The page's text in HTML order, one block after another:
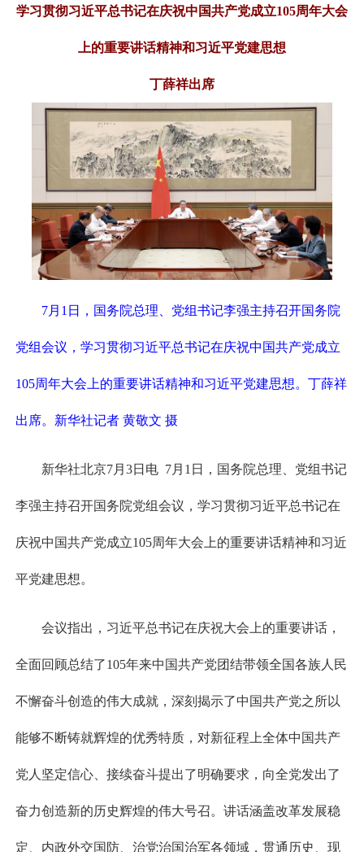
学习贯彻习近平总书记在庆祝中国共产党成立105周年大会
上的重要讲话精神和习近平党建思想
丁薛祥出席
7月1日，国务院总理、党组书记李强主持召开国务院
党组会议，学习贯彻习近平总书记在庆祝中国共产党成立
105周年大会上的重要讲话精神和习近平党建思想。丁薛祥
出席。新华社记者 黄敬文 摄
新华社北京7月3日电 7月1日，国务院总理、党组书记
李强主持召开国务院党组会议，学习贯彻习近平总书记在
庆祝中国共产党成立105周年大会上的重要讲话精神和习近
平党建思想。
会议指出，习近平总书记在庆祝大会上的重要讲话，
全面回顾总结了105年来中国共产党团结带领全国各族人民
不懈奋斗创造的伟大成就，深刻揭示了中国共产党之所以
能够不断铸就辉煌的优秀特质，对新征程上全体中国共产
党人坚定信心、接续奋斗提出了明确要求，向全党发出了
奋力创造新的历史辉煌的伟大号召。讲话涵盖改革发展稳
定、内政外交国防、治党治国治军各领域，贯通历史、现